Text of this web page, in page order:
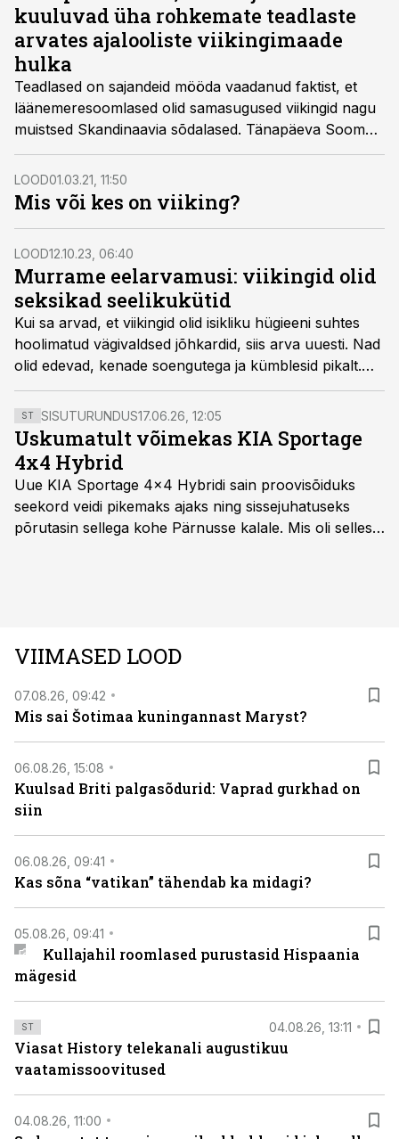
kuuluvad üha rohkemate teadlaste
arvates ajalooliste viikingimaade
hulka
Teadlased on sajandeid mööda vaadanud faktist, et
läänemeresoomlased olid samasugused viikingid nagu
muistsed Skandinaavia sõdalased. Tänapäeva Soome,
Eesti ja Läti võtavad nüüd sisse koha viikingimaade
seas.
LOOD01.03.21, 11:50
Mis või kes on viiking?
LOOD12.10.23, 06:40
Murrame eelarvamusi: viikingid olid
seksikad seelikukütid
Kui sa arvad, et viikingid olid isikliku hügieeni suhtes
hoolimatud vägivaldsed jõhkardid, siis arva uuesti. Nad
olid edevad, kenade soengutega ja kümblesid pikalt.
Viikingid olid nii ilusad, et anglosaksi naised unustasid
neid nähes oma abikaasad ja lapsed.
ST SISUTURUNDUS17.06.26, 12:05
Uskumatult võimekas KIA Sportage
4x4 Hybrid
Uue KIA Sportage 4x4 Hybridi sain proovisõiduks
seekord veidi pikemaks ajaks ning sissejuhatuseks
põrutasin sellega kohe Pärnusse kalale. Mis oli selles
VIIMASED LOOD
07.08.26, 09:42
Mis sai Šotimaa kuningannast Maryst?
06.08.26, 15:08
Kuulsad Briti palgasõdurid: Vaprad gurkhad on
siin
06.08.26, 09:41
Kas sõna “vatikan” tähendab ka midagi?
05.08.26, 09:41
Kullajahil roomlased purustasid Hispaania
mägesid
ST 04.08.26, 13:11
Viasat History telekanali augustikuu
vaatamissoovitused
04.08.26, 11:00